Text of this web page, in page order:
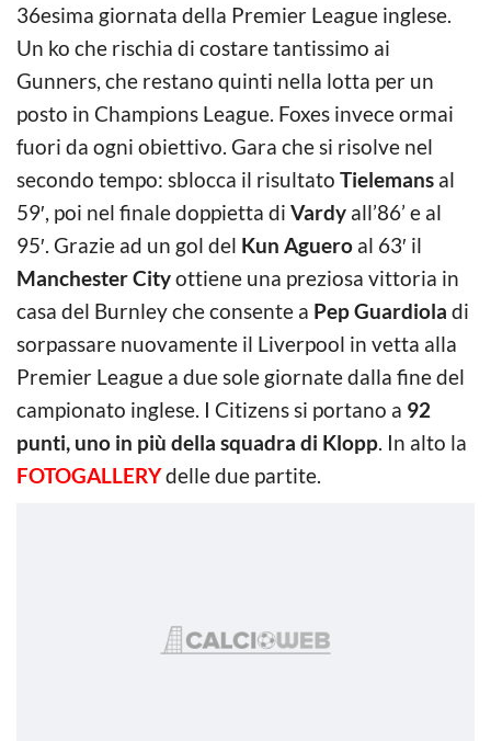
36esima giornata della Premier League inglese.
Un ko che rischia di costare tantissimo ai
Gunners, che restano quinti nella lotta per un
posto in Champions League. Foxes invece ormai
fuori da ogni obiettivo. Gara che si risolve nel
secondo tempo: sblocca il risultato Tielemans al
59′, poi nel finale doppietta di Vardy all’86’ e al
95′. Grazie ad un gol del Kun Aguero al 63′ il
Manchester Cityottiene una preziosa vittoria in
casa del Burnley che consente a Pep Guardiola di
sorpassare nuovamente il Liverpool in vetta alla
Premier League a due sole giornate dalla fine del
campionato inglese. I Citizens si portano a 92
punti, uno in più della squadra di Klopp. In alto la
FOTOGALLERYdelle due partite.